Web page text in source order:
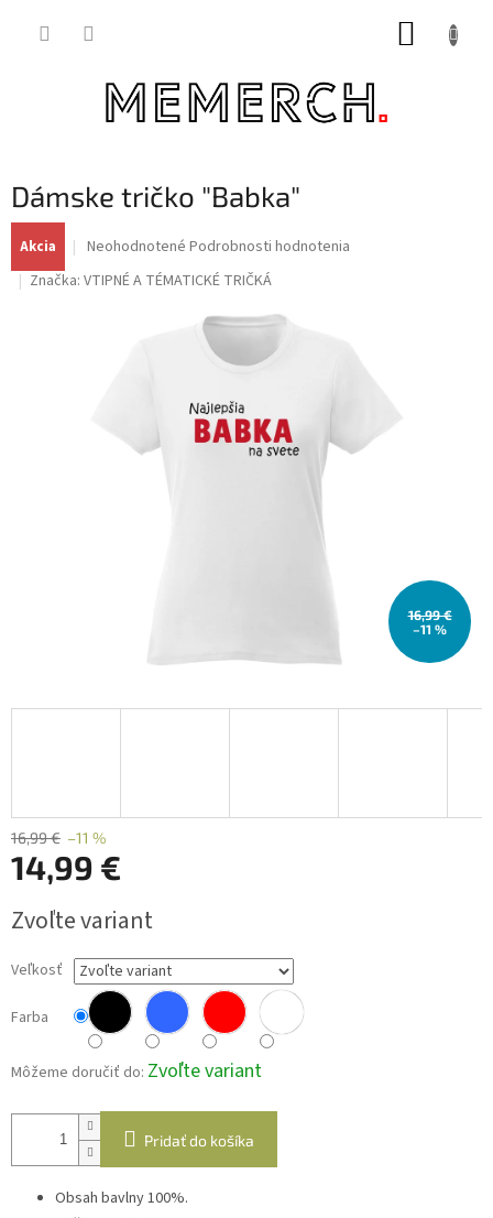
Dámske tričko "Babka"
Akcia
Priemerné
produktu
Neohodnotené Podrobnosti hodnotenia
Značka: VTIPNÉ A TÉMATICKÉ TRIČKÁ
16,99 €
–11 %
16,99 € –11 %
14,99 €
cena:
Zvoľte variant
Veľkosť
Farba
Môžeme doručiť do: Zvoľte variant
Pridať do košíka
Obsah bavlny 100%.